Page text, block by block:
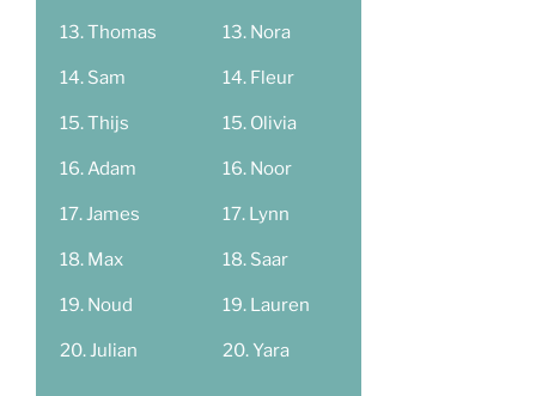
Thomas
Sam
Thijs
Adam
James
Max
Noud
Julian
Nora
Fleur
Olivia
Noor
Lynn
Saar
Lauren
Yara